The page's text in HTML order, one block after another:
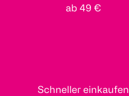
ab 49 €
Schneller einkaufen